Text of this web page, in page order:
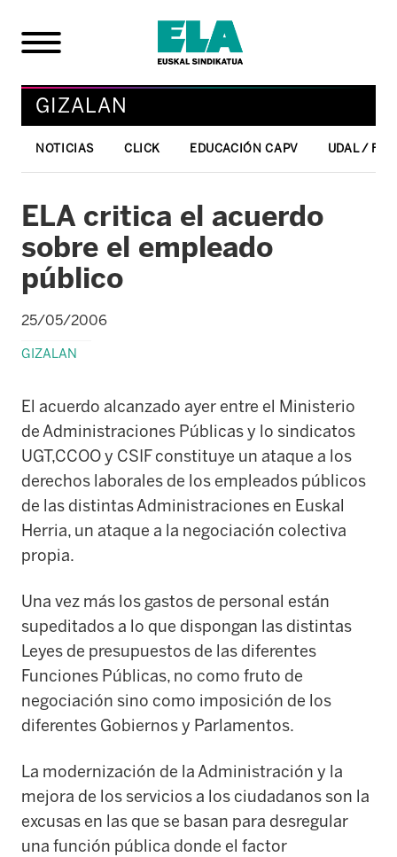
GIZALAN
NOTICIAS CLICK EDUCACIÓN CAPV UDAL /
ELA critica el acuerdo
sobre el empleado
público
25/05/2006
GIZALAN
El acuerdo alcanzado ayer entre el Ministerio
de Administraciones Públicas y lo sindicatos
UGT,CCOO y CSIF constituye un ataque a los
derechos laborales de los empleados públicos
de las distintas Administraciones en Euskal
Herria, un ataque a la negociación colectiva
propia.
Una vez más los gastos de personal están
supeditados a lo que dispongan las distintas
Leyes de presupuestos de las diferentes
Funciones Públicas, no como fruto de
negociación sino como imposición de los
diferentes Gobiernos y Parlamentos.
La modernización de la Administración y la
mejora de los servicios a los ciudadanos son la
excusas en las que se basan para desregular
una función pública donde el factor